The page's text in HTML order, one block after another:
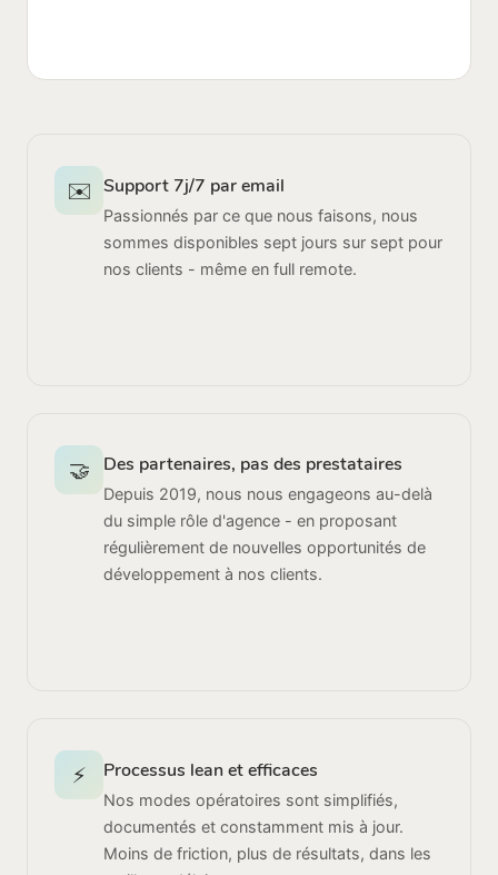
✉️ Support 7j/7 par email
Passionnés par ce que nous faisons, nous
sommes disponibles sept jours sur sept pour
nos clients - même en full remote.
🤝 Des partenaires, pas des prestataires
Depuis 2019, nous nous engageons au-delà
du simple rôle d'agence - en proposant
régulièrement de nouvelles opportunités de
développement à nos clients.
⚡ Processus lean et efficaces
Nos modes opératoires sont simplifiés,
documentés et constamment mis à jour.
Moins de friction, plus de résultats, dans les